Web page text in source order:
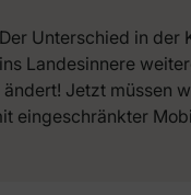
Unterschied in der
Landesinnere
Jetzt müssen
eingeschränkter